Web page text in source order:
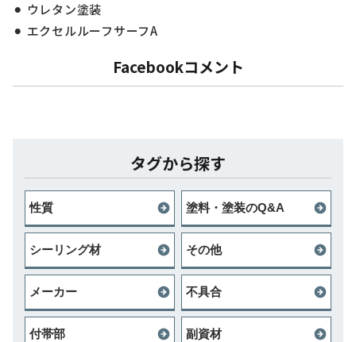
ウレタン塗装
エクセルルーフサーフA
Facebookコメント
タグから探す
性質 塗料・塗装のQ&A
シーリング材 その他
メーカー 不具合
付帯部 副資材